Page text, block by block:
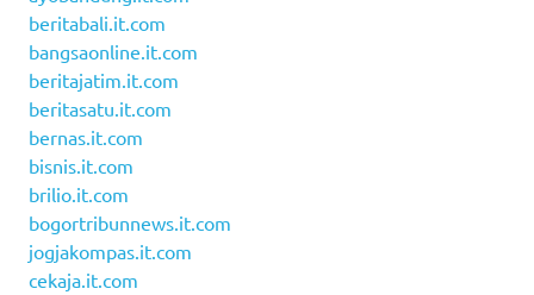
beritabali.it.com
bangsaonline.it.com
beritajatim.it.com
beritasatu.it.com
bernas.it.com
bisnis.it.com
brilio.it.com
bogortribunnews.it.com
jogjakompas.it.com
cekaja.it.com